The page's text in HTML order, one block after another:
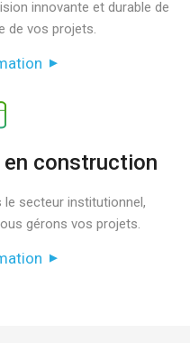
innovante et durable de
de vos projets.
construction
secteur institutionnel,
gérons vos projets.